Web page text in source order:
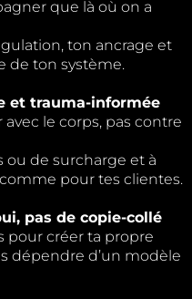
que là où on a
ton ancrage et
de ton système.
et trauma-informée
le corps, pas contre
ou de surcharge et à
pour tes clientes.
pas de copie-collé
pour créer ta propre
dépendre d’un modèle